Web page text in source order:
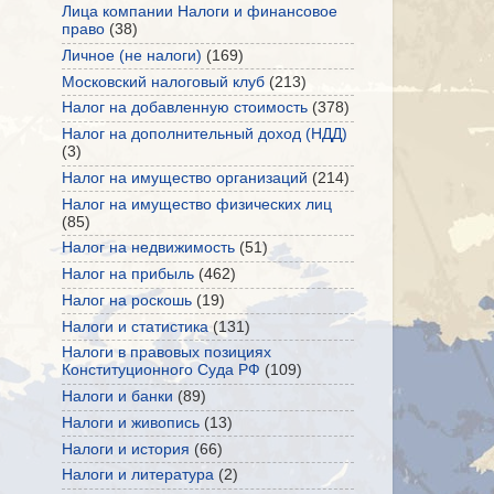
Лица компании Налоги и финансовое
право (38)
Личное (не налоги) (169)
Московский налоговый клуб (213)
Налог на добавленную стоимость (378)
Налог на дополнительный доход (НДД)
(3)
Налог на имущество организаций (214)
Налог на имущество физических лиц
(85)
Налог на недвижимость (51)
Налог на прибыль (462)
Налог на роскошь (19)
Налоги и статистика (131)
Налоги в правовых позициях
Конституционного Суда РФ (109)
Налоги и банки (89)
Налоги и живопись (13)
Налоги и история (66)
Налоги и литература (2)